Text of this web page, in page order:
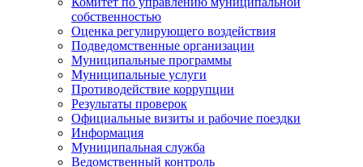
собственностью
Оценка регулирующего воздействия
Подведомственные организации
Муниципальные программы
Муниципальные услуги
Противодействие коррупции
Результаты проверок
Официальные визиты и рабочие поездки
Информация
Муниципальная служба
Ведомственный контроль